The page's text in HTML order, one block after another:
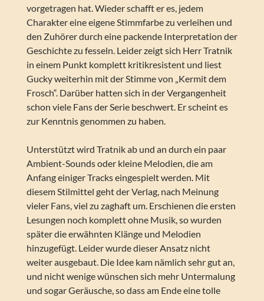
vorgetragen hat. Wieder schafft er es, jedem
Charakter eine eigene Stimmfarbe zu verleihen und
den Zuhörer durch eine packende Interpretation der
Geschichte zu fesseln. Leider zeigt sich Herr Tratnik
in einem Punkt komplett kritikresistent und liest
Gucky weiterhin mit der Stimme von „Kermit dem
Frosch“. Darüber hatten sich in der Vergangenheit
schon viele Fans der Serie beschwert. Er scheint es
zur Kenntnis genommen zu haben.
Unterstützt wird Tratnik ab und an durch ein paar
Ambient-Sounds oder kleine Melodien, die am
Anfang einiger Tracks eingespielt werden. Mit
diesem Stilmittel geht der Verlag, nach Meinung
vieler Fans, viel zu zaghaft um. Erschienen die ersten
Lesungen noch komplett ohne Musik, so wurden
später die erwähnten Klänge und Melodien
hinzugefügt. Leider wurde dieser Ansatz nicht
weiter ausgebaut. Die Idee kam nämlich sehr gut an,
und nicht wenige wünschen sich mehr Untermalung
und sogar Geräusche, so dass am Ende eine tolle